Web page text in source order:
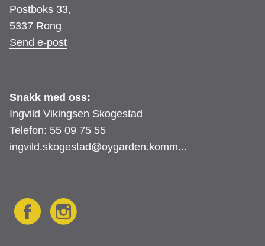
Postboks 33,
5337 Rong
Send e-post
Snakk med oss:
Ingvild Vikingsen Skogestad
Telefon: 55 09 75 55
ingvild.skogestad@oygarden.komm...